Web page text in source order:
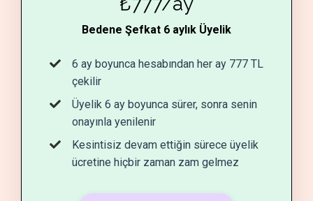
Bedene Şefkat 6 aylık Üyelik
6 ay boyunca hesabından her ay 777 TL
çekilir
Üyelik 6 ay boyunca sürer, sonra senin
onayınla yenilenir
Kesintisiz devam ettiğin sürece üyelik
ücretine hiçbir zaman zam gelmez